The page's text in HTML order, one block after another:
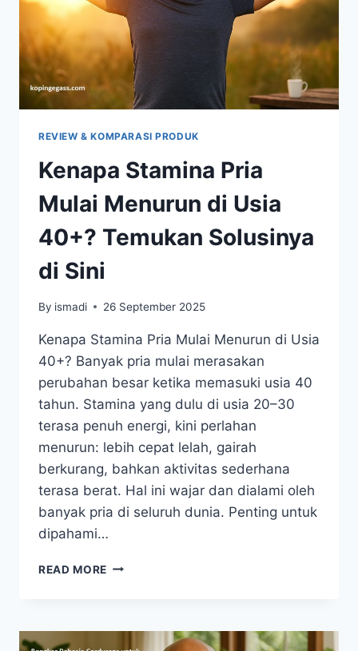
CEK
FAKTANYA
DI
SINI
REVIEW & KOMPARASI PRODUK
Kenapa Stamina Pria
Mulai Menurun di Usia
40+? Temukan Solusinya
di Sini
By ismadi 26 September 2025
Kenapa Stamina Pria Mulai Menurun di Usia
40+? Banyak pria mulai merasakan
perubahan besar ketika memasuki usia 40
tahun. Stamina yang dulu di usia 20–30
terasa penuh energi, kini perlahan
menurun: lebih cepat lelah, gairah
berkurang, bahkan aktivitas sederhana
terasa berat. Hal ini wajar dan dialami oleh
banyak pria di seluruh dunia. Penting untuk
dipahami…
READ MORE KENAPA
MENURUN